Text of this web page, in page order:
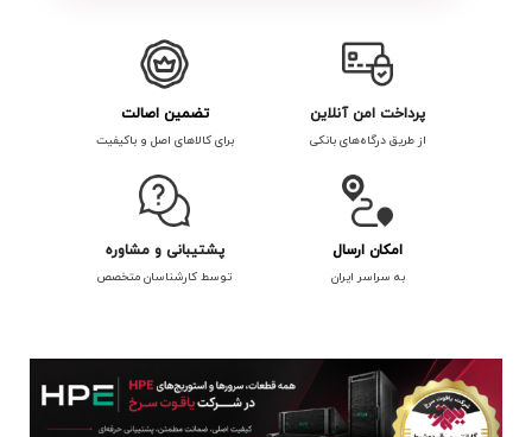
پرداخت امن آنلاین
از طریق درگاه‌های بانکی
تضمین اصالت
برای کالاهای اصل و باکیفیت
امکان ارسال
به سراسر ایران
پشتیبانی و مشاوره
توسط کارشناسان متخصص